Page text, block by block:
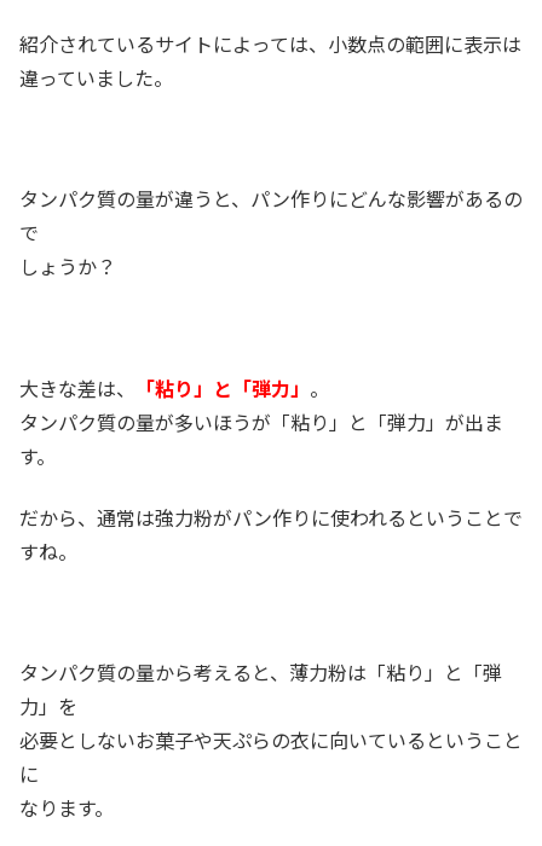
紹介されているサイトによっては、小数点の範囲に表示は
違っていました。
タンパク質の量が違うと、パン作りにどんな影響があるの
で
しょうか？
大きな差は、 「粘り」と「弾力」 。
タンパク質の量が多いほうが「粘り」と「弾力」が出ま
す。
だから、通常は強力粉がパン作りに使われるということで
すね。
タンパク質の量から考えると、薄力粉は「粘り」と「弾
力」を
必要としないお菓子や天ぷらの衣に向いているということ
に
なります。